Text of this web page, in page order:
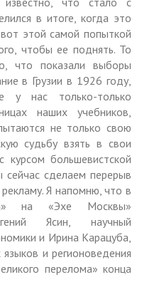
в итоге, когда это
этой самой попыткой
чтобы ее поднять. То
что показали выборы
в Грузии в 1926 году,
у нас только-только
наших учебников,
не только свою
судьбу взять в свои
курсом большевистской
сделаем перерыв
Я напомню, что в
на «Эхе Москвы»
Ясин, научный
и Ирина Карацуба,
и регионоведения
перелома» конца